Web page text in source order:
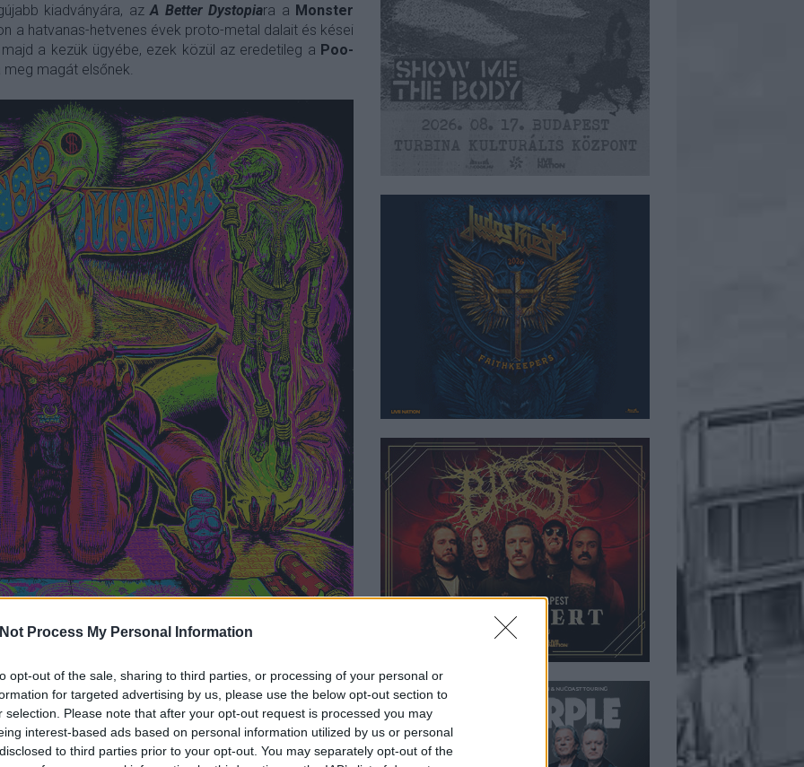
Process My Personal Information
opt-out of the sale, sharing to third parties, or processing of your personal or
for targeted advertising by us, please use the below opt-out section to
selection. Please note that after your opt-out request is processed you may
interest-based ads based on personal information utilized by us or personal
to third parties prior to your opt-out. You may separately opt-out of the
kiadványára, azA Better Dystopiara a Monster
a hatvanas-hetvenes évek proto-metal dalait és kései
a kezük ügyébe, ezek közül az eredetileg a Poo-
magát elsőnek.
Diamond Mine
2. Born to Go